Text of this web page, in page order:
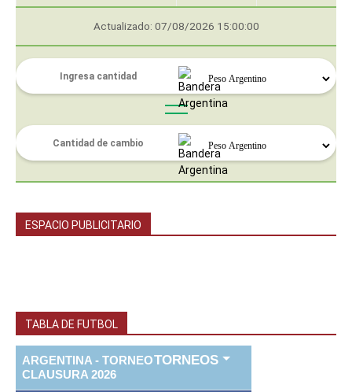
Actualizado: 07/08/2026 15:00:00
ESPACIO PUBLICITARIO
TABLA DE FUTBOL